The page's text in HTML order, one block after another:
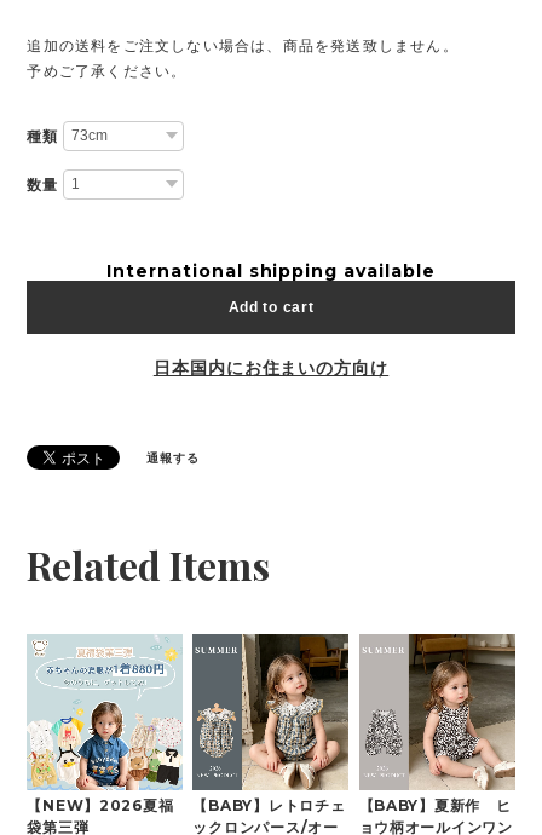
追加の送料をご注文しない場合は、商品を発送致しません。
予めご了承ください。
種類
数量
International shipping available
Add to cart
日本国内にお住まいの方向け
通報する
Related Items
【NEW】2026夏福
袋第三弾
【BABY】レトロチェ
ックロンパース/オー
【BABY】夏新作 ヒ
ョウ柄オールインワン